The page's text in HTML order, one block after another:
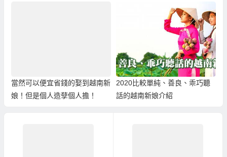
當然可以便宜省錢的娶到越南新
娘！但是個人造孽個人擔！
2020比較單純、善良、乖巧聽
話的越南新娘介紹